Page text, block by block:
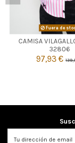
Fuera de
CAMISA
32806
97,93 €
